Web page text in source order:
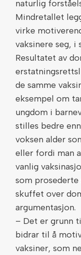
naturlig
Mindretallet
virke
vaksinere seg, i
Resultatet av
de samme
eksempel om
ungdom i
stilles bedre
voksen alder
eller fordi man
vanlig
som
skuffet over
argumentasjon.
– Det er grunn
bidrar til å
vaksiner, som